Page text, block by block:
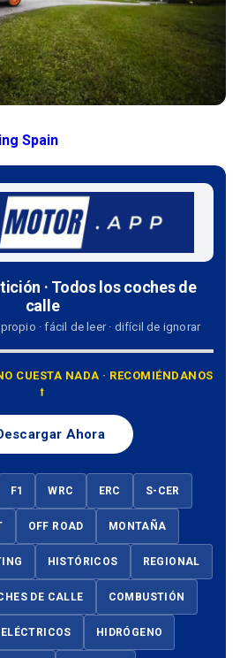
Spain
· Todos los coches de
calle
· fácil de leer · difícil de ignorar
CUESTA NADA · RECOMIÉNDANOS
⭡
Ahora
F1 WRC ERC S-CER
OFF ROAD MONTAÑA
HISTÓRICOS REGIONAL
DE CALLE COMBUSTIÓN
ELÉCTRICOS HIDRÓGENO